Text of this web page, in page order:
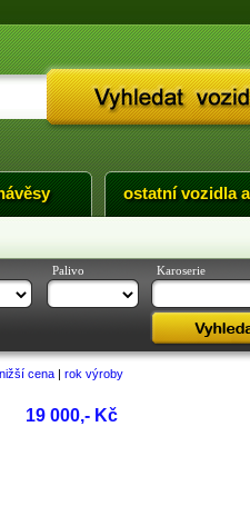
ostatní vozidla
Palivo Karoserie
cena | rok výroby
19 000,- Kč